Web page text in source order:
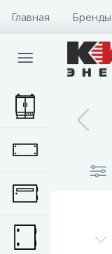
Главная Бренды